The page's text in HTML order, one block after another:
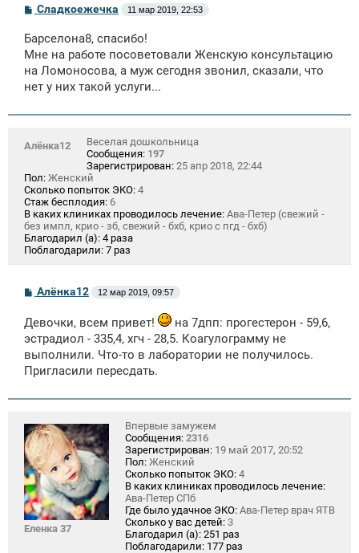
С
о
б
щ
н
и
Сладкоежечка 11 мар 2019, 22:53
Барселона8, спасибо!
Мне на работе посоветовали Женскую консультацию
на Ломоносова, а муж сегодня звонил, сказали, что
нет у них такой услуги...
Алёнка12
Веселая дошкольница
Сообщения: 197
Зарегистрирован: 25 апр 2018, 22:44
Пол: Женский
Сколько попыток ЭКО: 4
Стаж бесплодия: 6
В каких клиниках проводилось лечение: Ава-Петер (свежий -
без импл, крио - зб, свежий - бхб, крио с пгд - бхб)
Благодарил (а): 4 раза
Поблагодарили: 7 раз
С
о
б
щ
е
н
и
е
Алёнка12 12 мар 2019, 09:57
Девочки, всем привет!
на 7дпп: прогестерон - 59,6,
эстрадиол - 335,4, хгч - 28,5. Коагулограмму не
выполнили. Что-то в лаборатории не получилось.
Пригласили пересдать.
Еленка 37
Впервые замужем
Сообщения: 2316
Зарегистрирован: 19 май 2017, 20:52
Пол: Женский
Сколько попыток ЭКО: 4
В каких клиниках проводилось лечение:
Ава-Петер СПб
Где было удачное ЭКО: Ава-Петер врач ЯТВ
Сколько у вас детей: 3
Благодарил (а): 251 раз
Поблагодарили: 177 раз